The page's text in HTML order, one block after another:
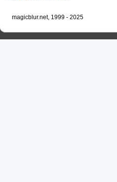
magicblur.net, 1999 - 2025